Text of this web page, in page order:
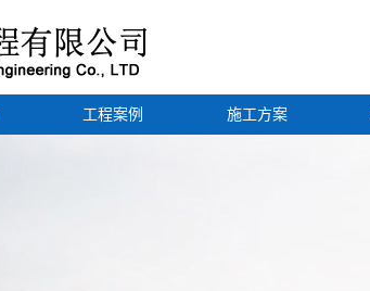
工程案例 施工方案